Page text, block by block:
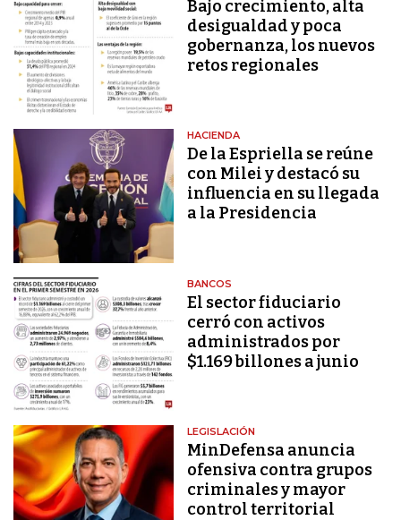
Bajo crecimiento, alta
desigualdad y poca
gobernanza, los nuevos
retos regionales
HACIENDA
De la Espriella se reúne
con Milei y destacó su
influencia en su llegada
a la Presidencia
BANCOS
El sector fiduciario
cerró con activos
administrados por
$1.169 billones a junio
LEGISLACIÓN
MinDefensa anuncia
ofensiva contra grupos
criminales y mayor
control territorial